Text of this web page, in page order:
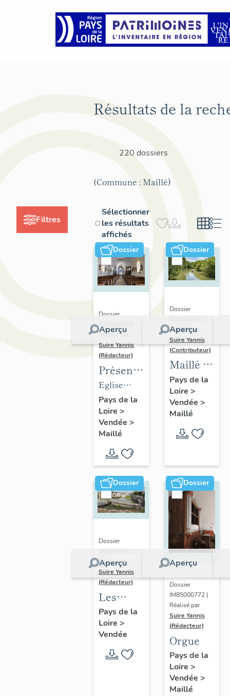
Filtres
Résultats de la
220 dossiers
(Commune : Maillé)
Sélectionner
les résultats
affichés
Dossier
Aperçu
Dossier
IM85000766 |
Réalisé par
Suire Yannis
(Rédacteur)
Présentation
des
objets
mobiliers
de
paroissiale
Notre-
Dame de
l'Assomption
de
Eglise
paroissiale
Notre-
Dame de
de Maillé
Pays de la
Loire >
Vendée >
Maillé
Dossier
Aperçu
Dossier
Réalisé par
Suire Yannis
(Contributeur)
Maillé :
de la
commune
Pays de la
Loire >
Vendée >
Maillé
Dossier
Aperçu
Dossier
IA85059692 |
Réalisé par
Suire Yannis
(Rédacteur)
Les
ports
dans la
vallée de
la Sèvre
Pays de la
Loire >
Vendée
Dossier
Aperçu
Dossier
IM85000772 |
Réalisé par
Suire Yannis
(Rédacteur)
Orgue
Pays de la
Loire >
Vendée >
Maillé